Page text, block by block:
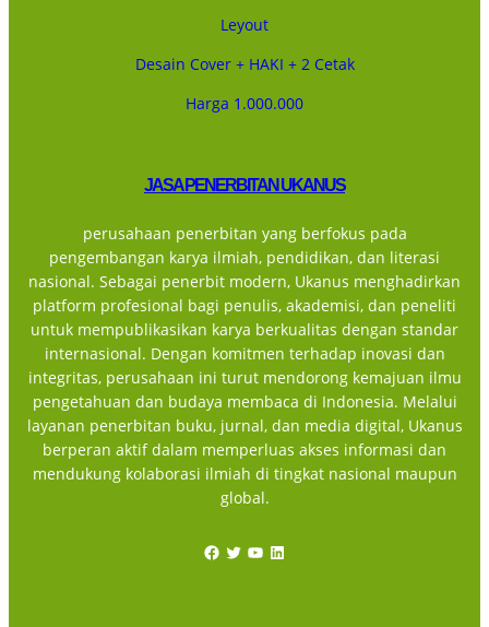
Leyout
Desain Cover + HAKI + 2 Cetak
Harga 1.000.000
JASA PENERBITAN UKANUS
perusahaan penerbitan yang berfokus pada
pengembangan karya ilmiah, pendidikan, dan literasi
nasional. Sebagai penerbit modern, Ukanus menghadirkan
platform profesional bagi penulis, akademisi, dan peneliti
untuk mempublikasikan karya berkualitas dengan standar
internasional. Dengan komitmen terhadap inovasi dan
integritas, perusahaan ini turut mendorong kemajuan ilmu
pengetahuan dan budaya membaca di Indonesia. Melalui
layanan penerbitan buku, jurnal, dan media digital, Ukanus
berperan aktif dalam memperluas akses informasi dan
mendukung kolaborasi ilmiah di tingkat nasional maupun
global.
Facebook Twitter YouTube LinkedIn